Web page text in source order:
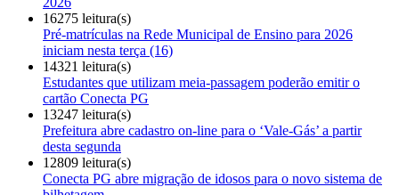
16275 leitura(s)
Pré-matrículas na Rede Municipal de Ensino para 2026
iniciam nesta terça (16)
14321 leitura(s)
Estudantes que utilizam meia-passagem poderão emitir o
cartão Conecta PG
13247 leitura(s)
Prefeitura abre cadastro on-line para o ‘Vale-Gás’ a partir
desta segunda
12809 leitura(s)
Conecta PG abre migração de idosos para o novo sistema de